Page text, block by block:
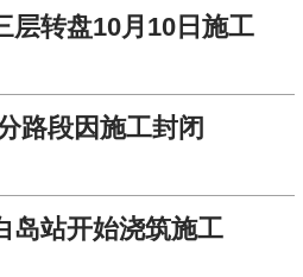
层转盘10月10日施工
路段因施工封闭
岛站开始浇筑施工